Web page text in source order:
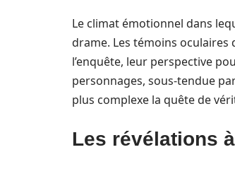
Le climat émotionnel dans
drame. Les témoins oculaires
l’enquête, leur perspective
personnages, sous-tendue
plus complexe la quête de
Les révélations